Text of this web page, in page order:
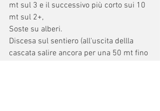
mt sul 3 e il successivo più corto sui 10
mt sul 2+,
Soste su alberi.
Discesa sul sentiero (all'uscita dellla
cascata salire ancora per una 50 mt fino